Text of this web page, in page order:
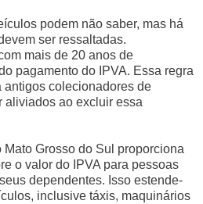
podem não saber, mas há
ser ressaltadas.
mais de 20 anos de
pagamento do IPVA. Essa regra
antigos colecionadores de
aliviados ao excluir essa
Grosso do Sul proporciona
o valor do IPVA para pessoas
dependentes. Isso estende-
inclusive táxis, maquinários